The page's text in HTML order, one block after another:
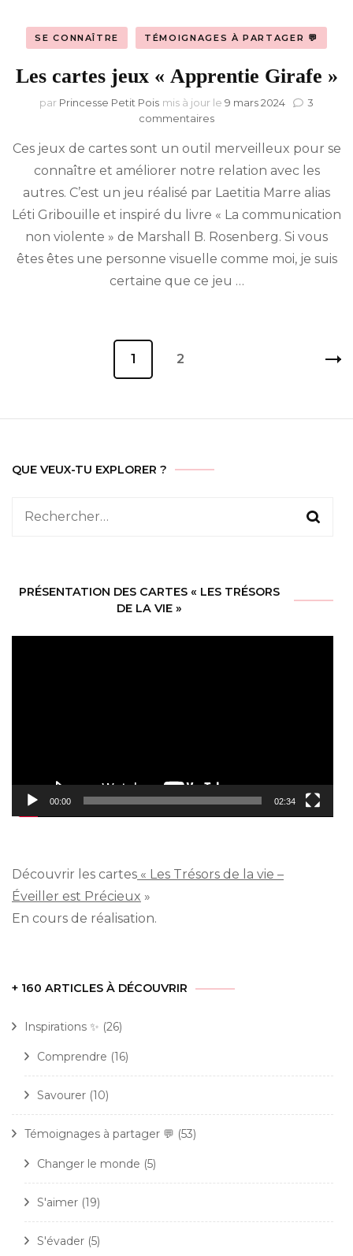
SE CONNAÎTRE TÉMOIGNAGES À PARTAGER 💬
Les cartes jeux « Apprentie Girafe »
par Princesse Petit Pois mis à jour le 9 mars 2024
3
commentairessur
cartes
jeux
Girafe »
Ces jeux de cartes sont un outil merveilleux pour se
connaître et améliorer notre relation avec les
autres. C’est un jeu réalisé par Laetitia Marre alias
Léti Gribouille et inspiré du livre « La communication
non violente » de Marshall B. Rosenberg. Si vous
êtes êtes une personne visuelle comme moi, je suis
certaine que ce jeu …
Page
1 Page
2
QUE VEUX-TU EXPLORER ?
Rechercher :
PRÉSENTATION DES CARTES « LES TRÉSORS
DE LA VIE »
00:00 02:34
Découvrir les cartes « Les Trésors de la vie –
Éveiller est Précieux »
En cours de réalisation.
+ 160 ARTICLES À DÉCOUVRIR
Inspirations ✨ (26)
Comprendre (16)
Savourer (10)
Témoignages à partager 💬 (53)
Changer le monde (5)
S'aimer (19)
S'évader (5)